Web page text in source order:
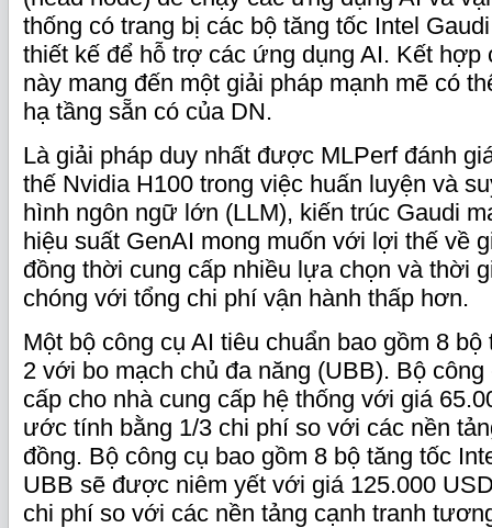
thống có trang bị các bộ tăng tốc Intel
thiết kế để hỗ trợ các ứng dụng AI. Kết hợp
này mang đến một giải pháp mạnh mẽ có
hạ tầng sẵn có của DN.
Là giải pháp duy nhất được MLPerf đánh
thế Nvidia H100 trong việc huấn luyện và
hình ngôn ngữ lớn (LLM), kiến trúc Gaudi
hiệu suất GenAI mong muốn với lợi thế về
đồng thời cung cấp nhiều lựa chọn và thời
chóng với tổng chi phí vận hành thấp hơn.
Một bộ công cụ AI tiêu chuẩn bao gồm 8
2 với bo mạch chủ đa năng (UBB). Bộ
cấp cho nhà cung cấp hệ thống với giá
ước tính bằng 1/3 chi phí so với các nền
đồng. Bộ công cụ bao gồm 8 bộ tăng tốc
UBB sẽ được niêm yết với giá 125.000
chi phí so với các nền tảng cạnh tranh